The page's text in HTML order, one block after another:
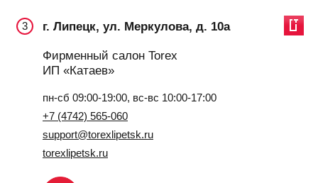
3 г. Липецк, ул. Меркулова, д. 10а
Фирменный салон Torex
ИП «Катаев»
пн-сб 09:00-19:00, вс-вс 10:00-17:00
+7 (4742) 565-060
support@torexlipetsk.ru
torexlipetsk.ru